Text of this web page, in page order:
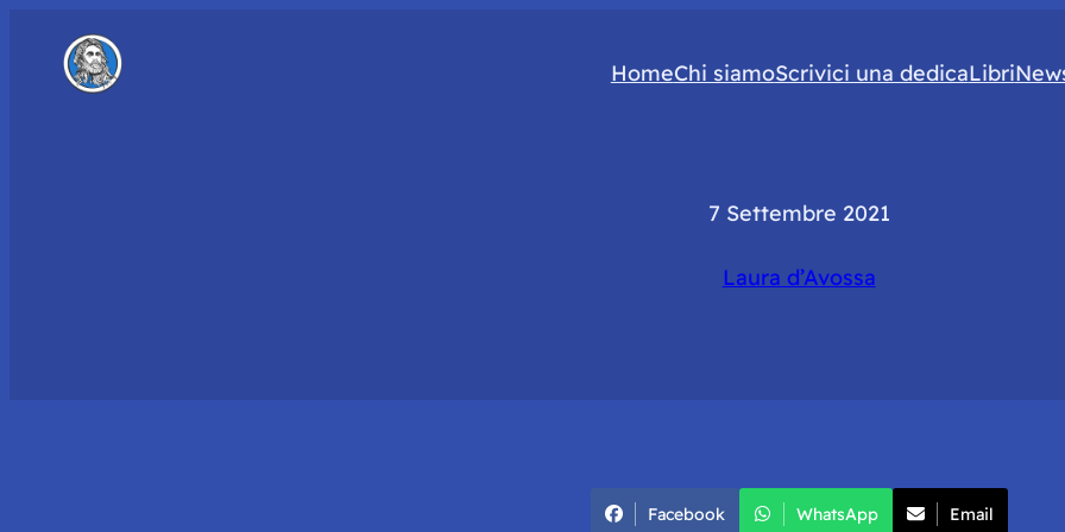
HomeChi siamoScrivici una dedicaLibri
7 Settembre 2021
Laura d’Avossa
Facebook WhatsApp Email